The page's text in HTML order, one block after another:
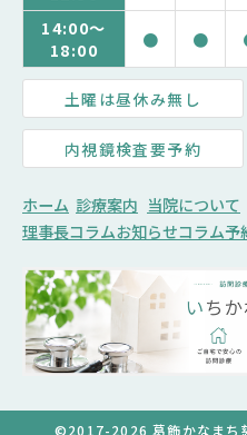
14:00～
18:00
● ●
土曜は昼休み無し
内視鏡検査要予約
ホーム 診療案内 当院について
理事長コラムお知らせコラム予
©2017-2026 葛飾かなまち